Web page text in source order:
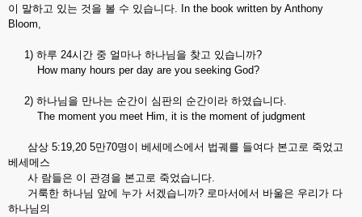
이 말하고 있는 것을 볼 수 있습니다. In the book written by Anthony
Bloom,
1) 하루 24시간 중 얼마나 하나님을 찾고 있습니까?
How many hours per day are you seeking God?
2) 하나님을 만나는 순간이 심판의 순간이라 하였습니다.
The moment you meet Him, it is the moment of judgment
삼상 5:19,20 5만70명이 베세메스에서 법궤를 들여다 본고로 죽었고
베세메스
사 람들은 이 관경을 본고로 죽었습니다.
거룩한 하나님 앞에 누가 서겠습니까? 로마서에서 바울은 우리가 다
하나님의